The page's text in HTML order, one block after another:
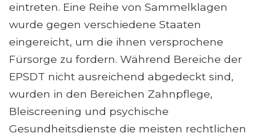
eintreten. Eine Reihe von Sammelklagen
wurde gegen verschiedene Staaten
eingereicht, um die ihnen versprochene
Fürsorge zu fordern. Während Bereiche der
EPSDT nicht ausreichend abgedeckt sind,
wurden in den Bereichen Zahnpflege,
Bleiscreening und psychische
Gesundheitsdienste die meisten rechtlichen